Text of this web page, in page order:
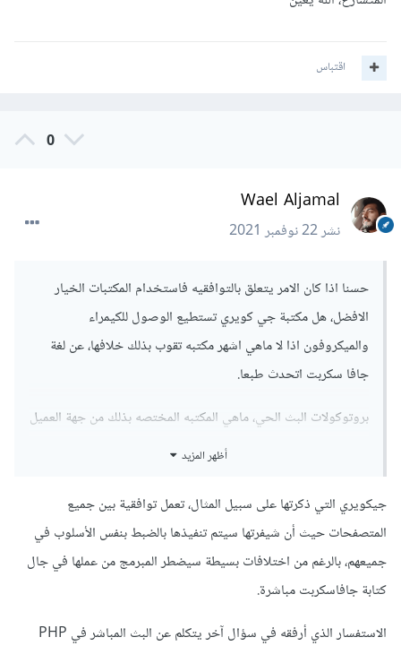
والسؤال:
اقتباس
0
Wael Aljamal
نشر22 نوفمبر 2021
حسنا اذا كان الامر يتعلق بالتوافقيه فاستخدام المكتبات الخيار
الافضل، هل مكتبة جي كويري تستطيع الوصول للكيمراء
والميكروفون اذا لا ماهي اشهر مكتبه تقوب بذلك خلافها، عن لغة
جافا سكربت اتحدث طبعا.
بروتوكولات البث الحي، ماهي المكتبه المختصه بذلك من جهة العميل
والمكتبه بذلك من جهة السيرفر وهنا php لانني اتعامل معها
الاسعار، الواحد يكافح هنا في اليمن ليبقى على قيد الحياة من غلا
المعيشة المتسارع، الله يعين
أظهر المزيد
جيكويري التي ذكرتها على سبيل المثال، تعمل توافقية بين جميع
المتصفحات حيث أن شيفرتها سيتم تنفيذها بالضبط بنفس الأسلوب في
جميعهم، بالرغم من اختلافات بسيطة سيضطر المبرمج من عملها في جال
كتابة جافاسكربت مباشرة.
الاستفسار الذي أرفقه في سؤال آخر يتكلم عن البث المباشر في PHP